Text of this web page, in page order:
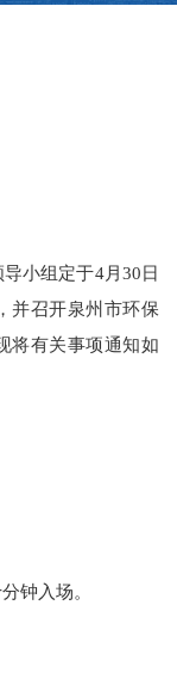
小组定于4月30日
并召开泉州市环保
将有关事项通知如
钟入场。